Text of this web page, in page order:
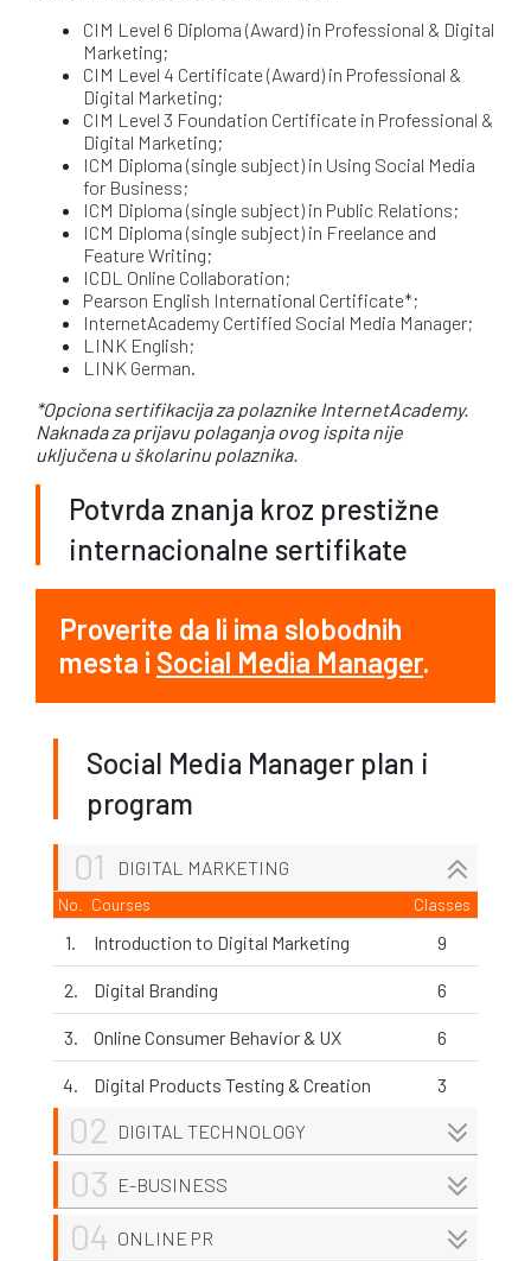
CIM Level 6 Diploma (Award) in Professional & Digital
Marketing;
CIM Level 4 Certificate (Award) in Professional &
Digital Marketing;
CIM Level 3 Foundation Certificate in Professional &
Digital Marketing;
ICM Diploma (single subject) in Using Social Media
for Business;
ICM Diploma (single subject) in Public Relations;
ICM Diploma (single subject) in Freelance and
Feature Writing;
ICDL Online Collaboration;
Pearson English International Certificate*;
InternetAcademy Certified Social Media Manager;
LINK English;
LINK German.
*Opciona sertifikacija za polaznike InternetAcademy.
Naknada za prijavu polaganja ovog ispita nije
uključena u školarinu polaznika.
Potvrda znanja kroz prestižne
internacionalne sertifikate
Proverite da li ima slobodnih
mesta i Social Media Manager.
Social Media Manager plan i
program
01 DIGITAL MARKETING
No. Courses Classes
1. Introduction to Digital Marketing 9
2. Digital Branding 6
3. Online Consumer Behavior & UX 6
4. Digital Products Testing & Creation 3
02 DIGITAL TECHNOLOGY
03 E-BUSINESS
04 ONLINE PR